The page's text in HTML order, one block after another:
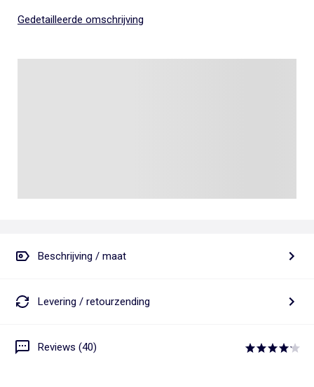
Gedetailleerde omschrijving
Beschrijving / maat
Levering / retourzending
Reviews (40)